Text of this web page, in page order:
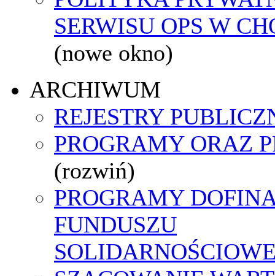
SERWISU OPS W
(nowe okno)
ARCHIWUM
REJESTRY
PROGRAMY ORAZ
(rozwiń)
PROGRAMY
FUNDUSZU